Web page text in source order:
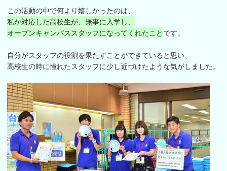
この活動の中で何より嬉しかったのは、
私が対応した高校生が、無事に入学し、
オープンキャンパススタッフになってくれたこと です。
自分がスタッフの役割を果たすことができていると思い、
高校生の時に憧れたスタッフに少し近づけたような気がしました。